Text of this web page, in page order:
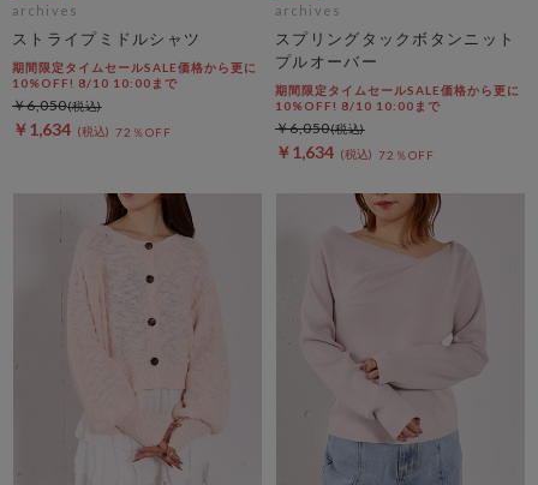
archives
ストライプミドルシャツ
期間限定タイムセールSALE価格から更に
10%OFF! 8/10 10:00まで
￥1,634 72％OFF
￥6,050
archives
スプリングタックボタンニット
プルオーバー
期間限定タイムセールSALE価格から更に
10%OFF! 8/10 10:00まで
￥1,634 72％OFF
￥6,050